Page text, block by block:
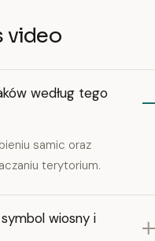
video
według tego
samic oraz
terytorium.
wiosny i